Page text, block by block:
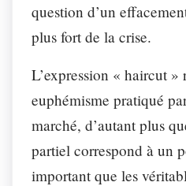
question d’un
plus fort de la crise.
L’expression « haircut »
euphémisme pratiqué
marché, d’autant plus
partiel correspond à un
important que les